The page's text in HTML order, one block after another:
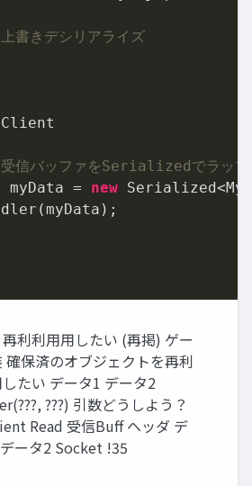
書きデシリアライズ
信バッファをSerializedでラップ
myData = new
再利利⽤用したい (再掲) ゲー
確保済のオブジェクトを再利
たい データ1 データ2
???) 引数どうしよう？
Read 受信Buff ヘッダ デ
ータ2 Socket !35